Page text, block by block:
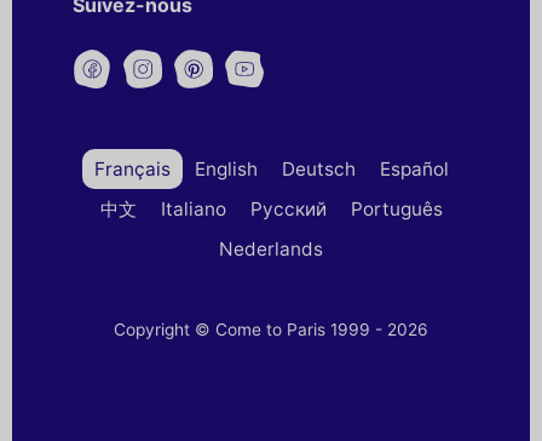
Suivez-nous
Français English Deutsch
Español
中文
Italiano Русский
Português
Nederlands
Copyright © Come to Paris 1999 - 2026